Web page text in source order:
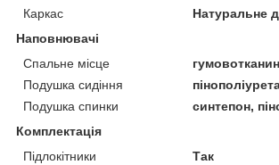
Каркас
Натуральне
Наповнювачі
Спальне місце
Подушка сидіння
Подушка спинки
синтепон,
Комплектація
Підлокітники
Так